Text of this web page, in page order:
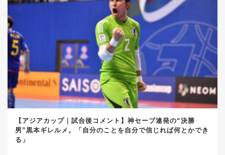
【アジアカップ｜試合後コメント】神セーブ連発の“決勝
男”黒本ギレルメ。「自分のことを自分で信じれば何とかでき
る」